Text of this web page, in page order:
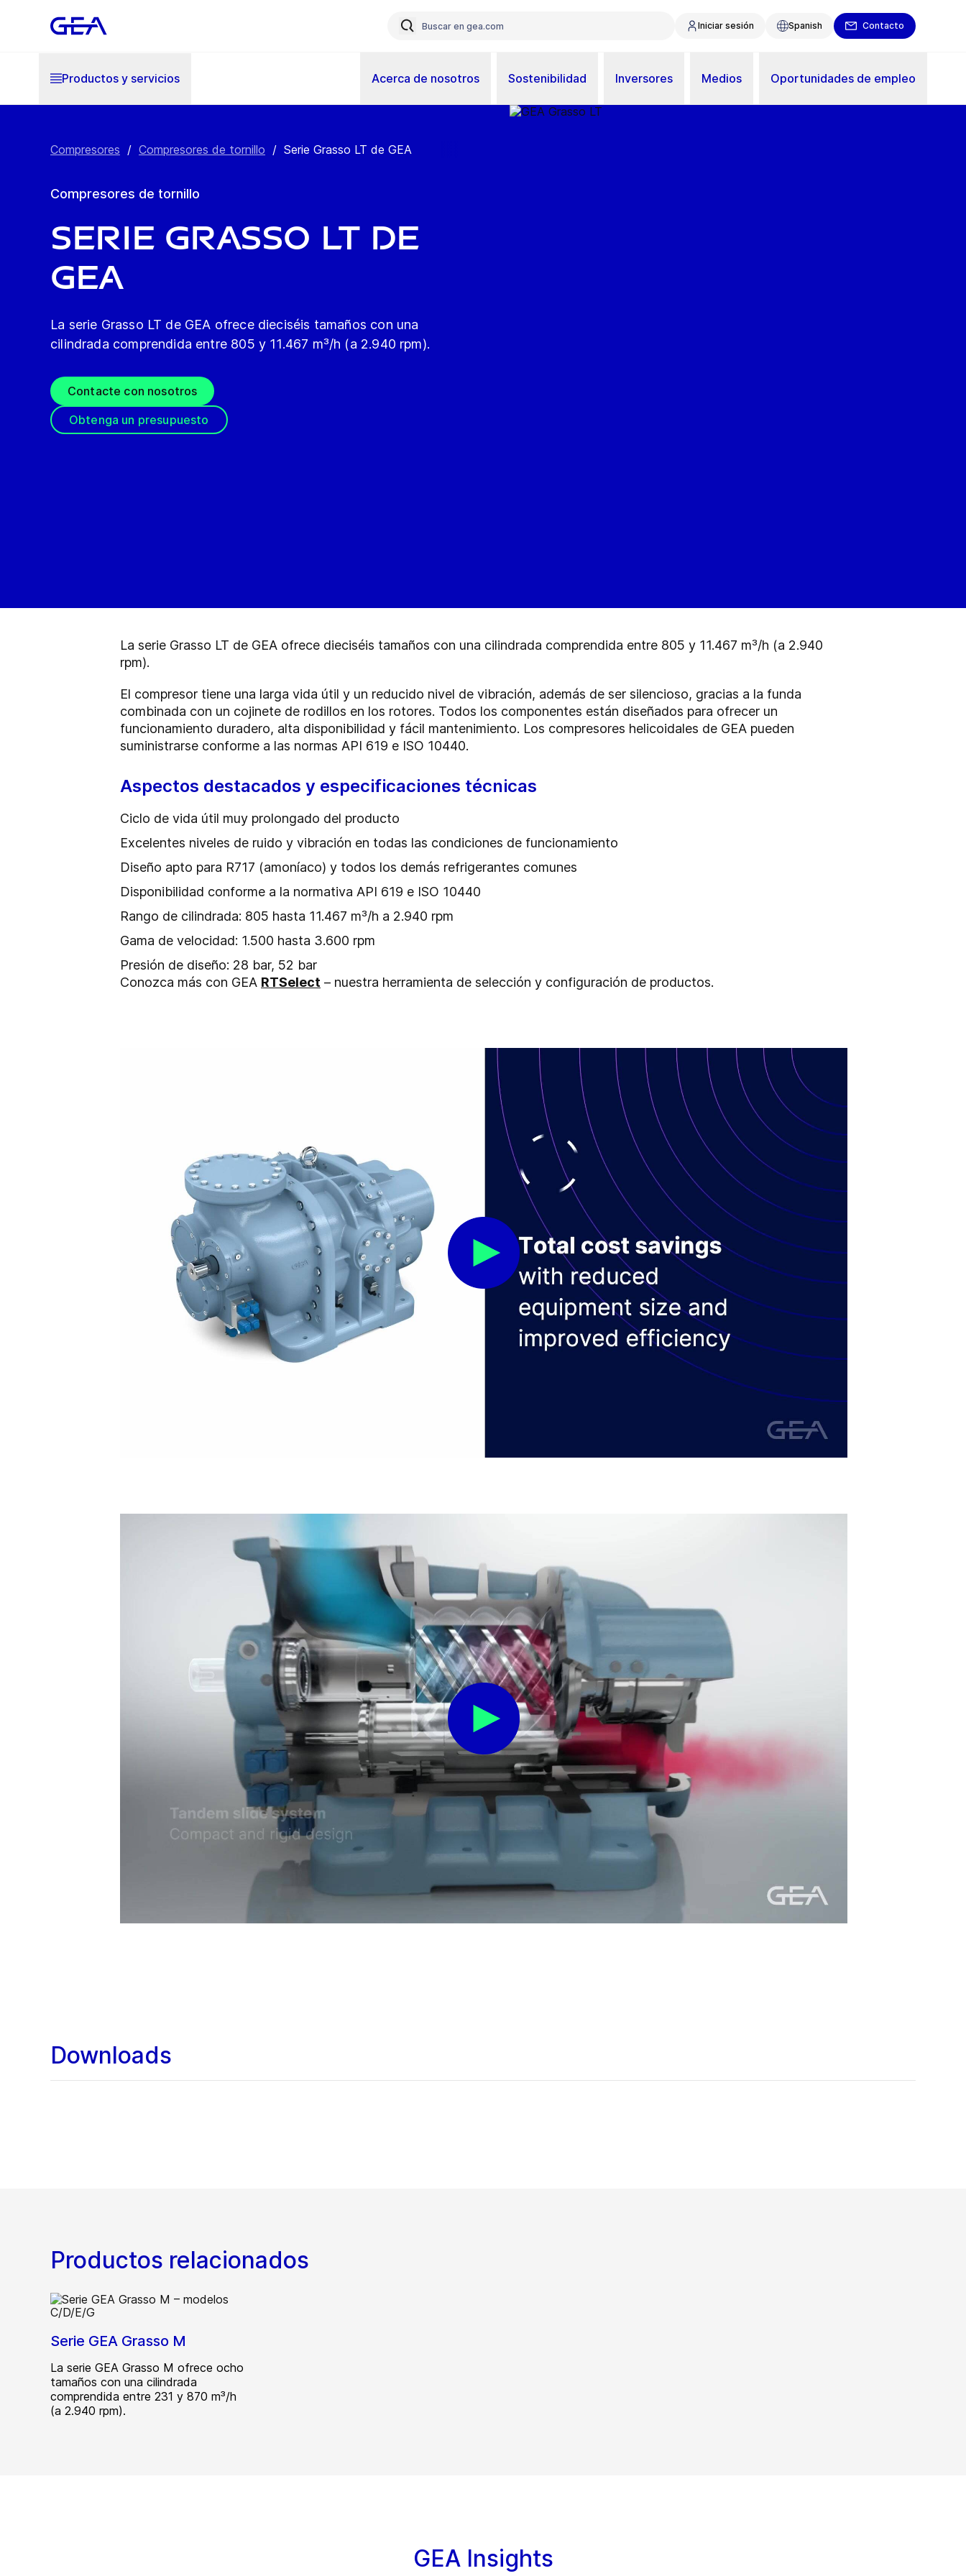
Iniciar sesión Spanish Contacto
Productos y servicios Acerca de nosotros Sostenibilidad Inversores Medios Oportunidades de empleo
Compresores / Compresores de tornillo / Serie Grasso LT de GEA
Compresores de tornillo
Serie Grasso LT de
GEA
La serie Grasso LT de GEA ofrece dieciséis tamaños con una
cilindrada comprendida entre 805 y 11.467 m³/h (a 2.940 rpm).
Contacte con nosotros
Obtenga un presupuesto
La serie Grasso LT de GEA ofrece dieciséis tamaños con una cilindrada comprendida entre 805 y 11.467 m³/h (a 2.940
rpm).
El compresor tiene una larga vida útil y un reducido nivel de vibración, además de ser silencioso, gracias a la funda
combinada con un cojinete de rodillos en los rotores. Todos los componentes están diseñados para ofrecer un
funcionamiento duradero, alta disponibilidad y fácil mantenimiento. Los compresores helicoidales de GEA pueden
suministrarse conforme a las normas API 619 e ISO 10440.
Aspectos destacados y especificaciones técnicas
Ciclo de vida útil muy prolongado del producto
Excelentes niveles de ruido y vibración en todas las condiciones de funcionamiento
Diseño apto para R717 (amoníaco) y todos los demás refrigerantes comunes
Disponibilidad conforme a la normativa API 619 e ISO 10440
Rango de cilindrada: 805 hasta 11.467 m³/h a 2.940 rpm
Gama de velocidad: 1.500 hasta 3.600 rpm
Presión de diseño: 28 bar, 52 bar
Conozca más con GEA RTSelect – nuestra herramienta de selección y configuración de productos.
Downloads
Productos relacionados
Serie GEA Grasso M
La serie GEA Grasso M ofrece ocho
tamaños con una cilindrada
comprendida entre 231 y 870 m³/h
(a 2.940 rpm).
GEA Insights